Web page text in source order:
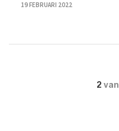
19 FEBRUARI 2022
2 van